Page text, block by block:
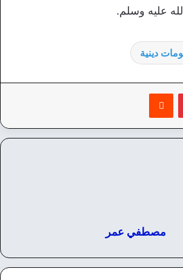
عليه وسلم.
دينية
بينتيريست
مصطفي عمر